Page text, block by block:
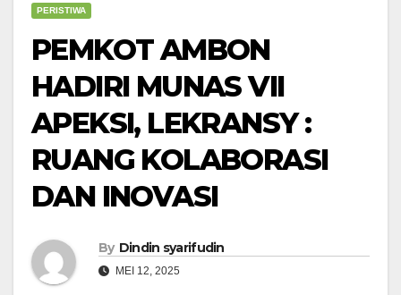
PERISTIWA
PEMKOT AMBON
HADIRI MUNAS VII
APEKSI, LEKRANSY :
RUANG KOLABORASI
DAN INOVASI
By Dindin syarifudin
MEI 12, 2025